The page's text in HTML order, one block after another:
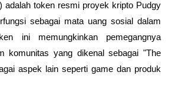
adalah token resmi proyek kripto Pudgy
sebagai mata uang sosial dalam
ini memungkinkan pemegangnya
komunitas yang dikenal sebagai "The
aspek lain seperti game dan produk